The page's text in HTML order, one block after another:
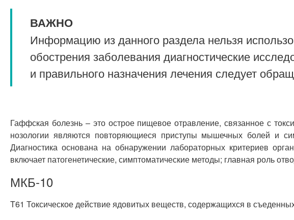
ВАЖНО
Информацию из данного раздела нельзя
обострения заболевания диагностические
и правильного назначения лечения следует
Гаффская болезнь – это острое пищевое отравление, связанное с
нозологии являются повторяющиеся приступы мышечных болей и
Диагностика основана на обнаружении лабораторных критериев
включает патогенетические, симптоматические методы; главная роль
МКБ-10
T61 Токсическое действие ядовитых веществ, содержащихся в